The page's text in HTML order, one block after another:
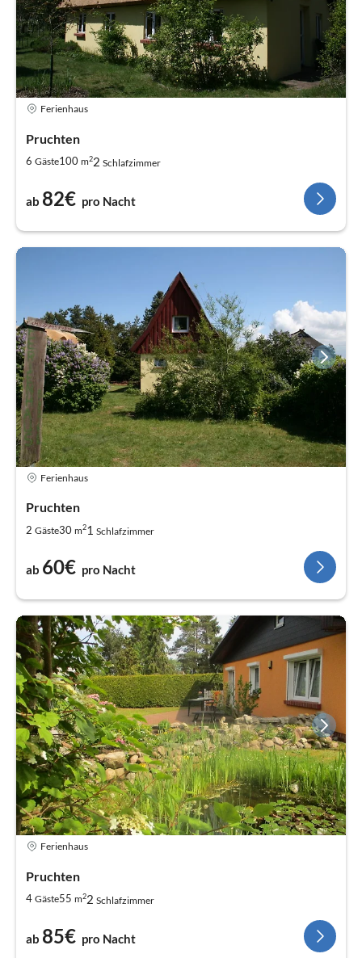
Ferienhaus
Pruchten
6 Gäste100 m22 Schlafzimmer
ab 82€ pro Nacht
Ferienhaus
Pruchten
2 Gäste30 m21 Schlafzimmer
ab 60€ pro Nacht
Ferienhaus
Pruchten
4 Gäste55 m22 Schlafzimmer
ab 85€ pro Nacht